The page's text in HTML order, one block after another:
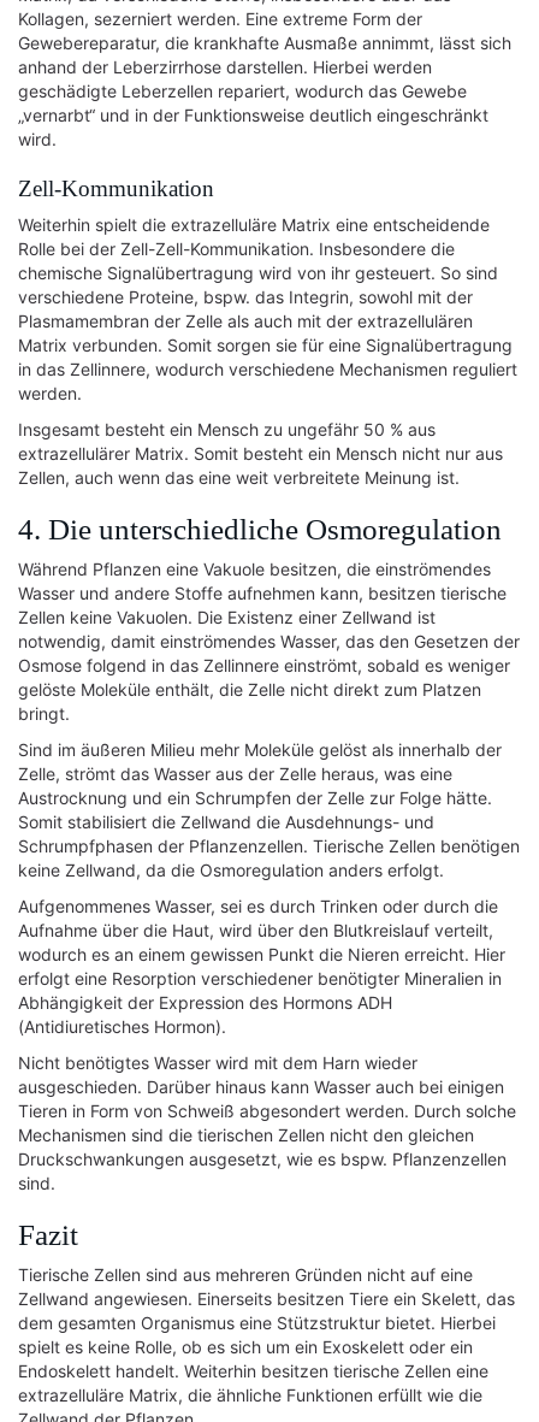
Kollagen, sezerniert werden. Eine extreme Form der
Gewebereparatur, die krankhafte Ausmaße annimmt, lässt sich
anhand der Leberzirrhose darstellen. Hierbei werden
geschädigte Leberzellen repariert, wodurch das Gewebe
„vernarbt“ und in der Funktionsweise deutlich eingeschränkt
wird.
Zell-Kommunikation
Weiterhin spielt die extrazelluläre Matrix eine entscheidende
Rolle bei der Zell-Zell-Kommunikation. Insbesondere die
chemische Signalübertragung wird von ihr gesteuert. So sind
verschiedene Proteine, bspw. das Integrin, sowohl mit der
Plasmamembran der Zelle als auch mit der extrazellulären
Matrix verbunden. Somit sorgen sie für eine Signalübertragung
in das Zellinnere, wodurch verschiedene Mechanismen reguliert
werden.
Insgesamt besteht ein Mensch zu ungefähr 50 % aus
extrazellulärer Matrix. Somit besteht ein Mensch nicht nur aus
Zellen, auch wenn das eine weit verbreitete Meinung ist.
4. Die unterschiedliche Osmoregulation
Während Pflanzen eine Vakuole besitzen, die einströmendes
Wasser und andere Stoffe aufnehmen kann, besitzen tierische
Zellen keine Vakuolen. Die Existenz einer Zellwand ist
notwendig, damit einströmendes Wasser, das den Gesetzen der
Osmose folgend in das Zellinnere einströmt, sobald es weniger
gelöste Moleküle enthält, die Zelle nicht direkt zum Platzen
bringt.
Sind im äußeren Milieu mehr Moleküle gelöst als innerhalb der
Zelle, strömt das Wasser aus der Zelle heraus, was eine
Austrocknung und ein Schrumpfen der Zelle zur Folge hätte.
Somit stabilisiert die Zellwand die Ausdehnungs- und
Schrumpfphasen der Pflanzenzellen. Tierische Zellen benötigen
keine Zellwand, da die Osmoregulation anders erfolgt.
Aufgenommenes Wasser, sei es durch Trinken oder durch die
Aufnahme über die Haut, wird über den Blutkreislauf verteilt,
wodurch es an einem gewissen Punkt die Nieren erreicht. Hier
erfolgt eine Resorption verschiedener benötigter Mineralien in
Abhängigkeit der Expression des Hormons ADH
(Antidiuretisches Hormon).
Nicht benötigtes Wasser wird mit dem Harn wieder
ausgeschieden. Darüber hinaus kann Wasser auch bei einigen
Tieren in Form von Schweiß abgesondert werden. Durch solche
Mechanismen sind die tierischen Zellen nicht den gleichen
Druckschwankungen ausgesetzt, wie es bspw. Pflanzenzellen
sind.
Fazit
Tierische Zellen sind aus mehreren Gründen nicht auf eine
Zellwand angewiesen. Einerseits besitzen Tiere ein Skelett, das
dem gesamten Organismus eine Stützstruktur bietet. Hierbei
spielt es keine Rolle, ob es sich um ein Exoskelett oder ein
Endoskelett handelt. Weiterhin besitzen tierische Zellen eine
extrazelluläre Matrix, die ähnliche Funktionen erfüllt wie die